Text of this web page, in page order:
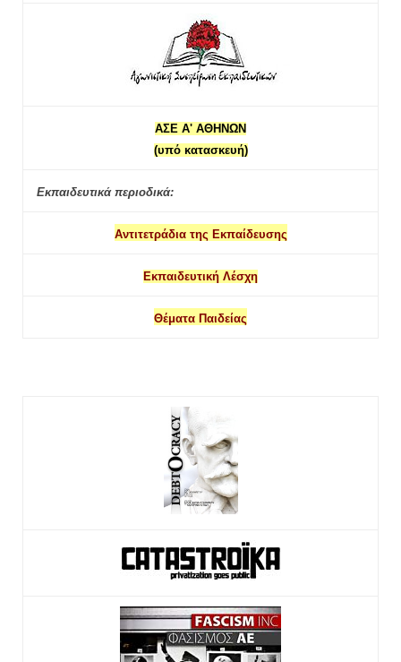
ΑΣΕ Α' ΑΘΗΝΩΝ
(υπό κατασκευή)
Εκπαιδευτικά περιοδικά:
Αντιτετράδια της Εκπαίδευσης
Εκπαιδευτική Λέσχη
Θέματα Παιδείας